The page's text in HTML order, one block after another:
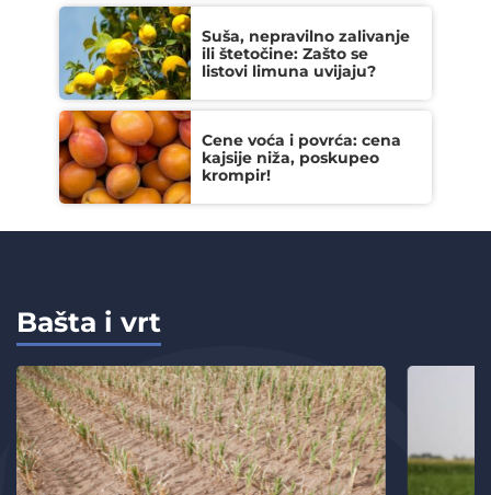
Suša, nepravilno zalivanje
ili štetočine: Zašto se
listovi limuna uvijaju?
Cene voća i povrća: cena
kajsije niža, poskupeo
krompir!
Bašta i vrt